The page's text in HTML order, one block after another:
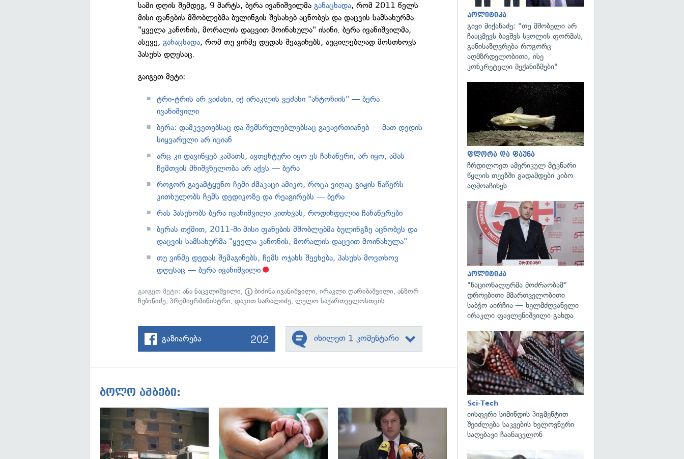
სამი დღის შემდეგ, 9 მარტს, ბერა ივანიშვილმაგანაცხადა, რომ 2011 წელს
მისი ფანების მშობლებმა ბულინგის შესახებ აცნობეს და დაცვის სამსახურმა
"ყველა კანონის, მორალის დაცვით მოინახულა" ისინი. ბერა ივანიშვილმა,
ასევე,განაცხადა, რომ თუ ვინმე დედას შეაგინებს, აუცილებლად მოსთხოვს
პასუხს დღესაც.
გაიგეთ მეტი:
ტრი-ტრის არ ვიძახი, იქ ირაკლის ვეძახი "ანტონიის" — ბერა
ივანიშვილი
ბერა: დამკვეთებსაც და შემსრულებლებსაც გავაერთიანებ — მათ დედის
სიყვარული არ იციან
არც კი დავიწყებ კამათს, ავთენტური იყო ეს ჩანაწერი, არ იყო, ამას
ჩემთვის მნიშვნელობა არ აქვს — ბერა
როგორ გავამტყუნო ჩემი ძმაკაცი ამიკო, როცა ვიღაც გიჟის ნაწერს
კითხულობს ჩემს დედიკოზე და რეაგირებს — ბერა
რას პასუხობს ბერა ივანიშვილი კითხვას, როდინდელია ჩანაწერები
ბერას თქმით, 2011-ში მისი ფანების მშობლებმა ბულინგზე აცნობეს და
დაცვის სამსახურმა "ყველა კანონის, მორალის დაცვით მოინახულა"
თუ ვინმე დედას შემაგინებს, ჩემს ოჯახს შეეხება, პასუხს მოვთხოვ
დღესაც — ბერა ივანიშვილი
გაიგეთ მეტი:ანა ნაცვლიშვილი, ბიძინა ივანიშვილი,ირაკლი ღარიბაშვილი,ანზორ
ჩუბინიძე,პრემიერმინისტრი,დავით სარალიძე,ლელო საქართველოსთვის
გაზიარება 202 იხილეთ 1 კომენტარი
ბოლო ამბები:
გადახედვა გადახედვა
პოლიტიკა
გივი მიქანაძე: "თუ მშობელი არ
ჩააცმევს ბავშვს სკოლის ფორმას,
განისაზღვრება როგორც
აღმზრდელობითი, ისე
კონკრეტული მექანიზმები"
ფლორა და ფაუნა
ჩრდილოეთ ამერიკულ მტკნარი
წყლის თევზში გადამდები კიბო
აღმოაჩინეს
პოლიტიკა
"ნაციონალურმა მოძრაობამ"
დროებითი მმართველობითი
საბჭო აირჩია — ხელმძღვანელი
ირაკლი ფავლენიშვილი გახდა
Sci-Tech
იისფერი სიმინდის პიგმენტით
შეიძლება საკვების ხელოვნური
საღებავი ჩაანაცვლონ